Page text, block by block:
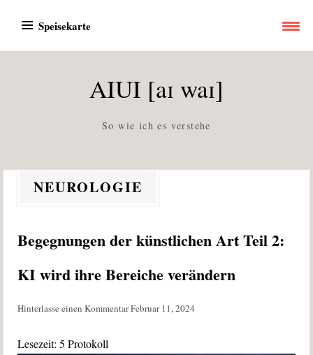
Inhalt
springen
Speisekarte
AIUI [aɪ waɪ]
So wie ich es verstehe
NEUROLOGIE
Begegnungen der künstlichen Art Teil 2:
KI wird ihre Bereiche verändern
Hinterlasse einen KommentarFebruar 11, 2024
Lesezeit:5 Protokoll